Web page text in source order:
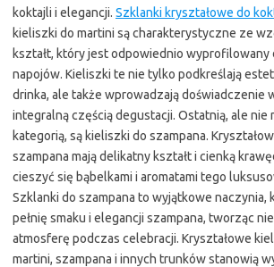
koktajli i elegancji. Szklanki kryształowe do
kieliszki do martini są charakterystyczne ze
kształt, który jest odpowiednio wyprofilowany
napojów. Kieliszki te nie tylko podkreślają
drinka, ale także wprowadzają doświadczenie
integralną częścią degustacji. Ostatnią, ale nie
kategorią, są kieliszki do szampana.
szampana mają delikatny kształt i cienką
cieszyć się bąbelkami i aromatami tego
Szklanki do szampana to wyjątkowe naczynia,
pełnię smaku i elegancji szampana, tworząc
atmosferę podczas celebracji. Kryształowe
martini, szampana i innych trunków stanowią